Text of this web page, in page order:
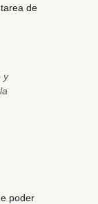
de
y
poder